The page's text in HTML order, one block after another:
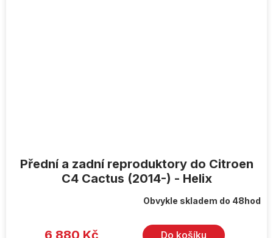
Přední a zadní reproduktory do Citroen
C4 Cactus (2014-) - Helix
Obvykle skladem do 48hod
Do košíku